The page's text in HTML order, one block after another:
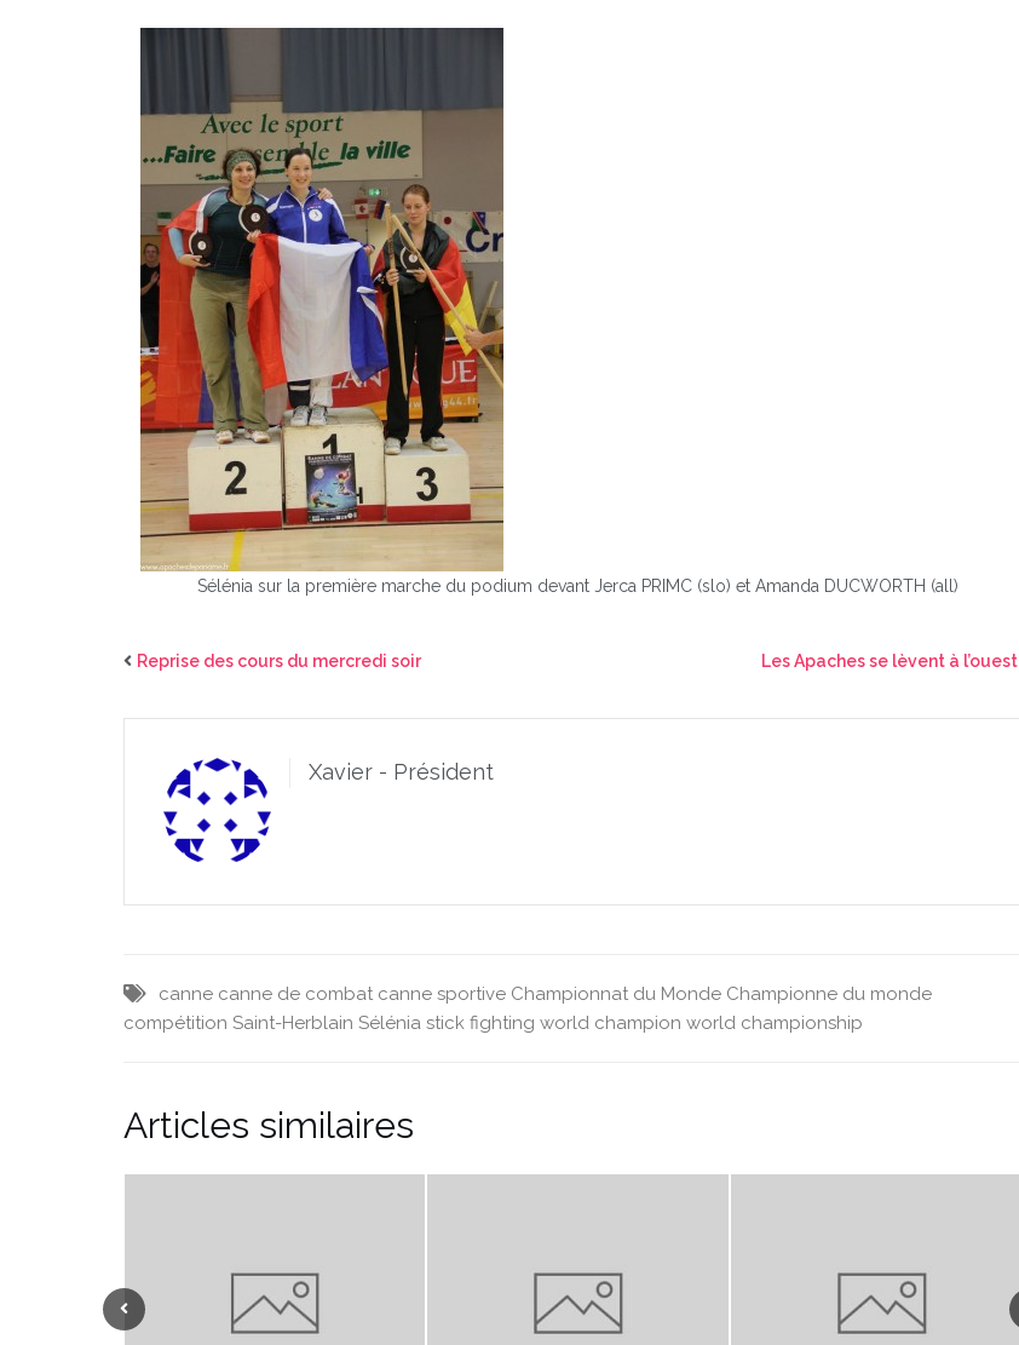
Sélénia sur la première marche du podium devant Jerca PRIMC (slo) et Amanda DUCWORTH (all)
Reprise des cours du mercredi soir Les Apaches se lèvent à l’ouest
Xavier - Président
canne canne de combat canne sportive Championnat du Monde Championne du monde
compétition Saint-Herblain Sélénia stick fighting world champion world championship
Articles similaires